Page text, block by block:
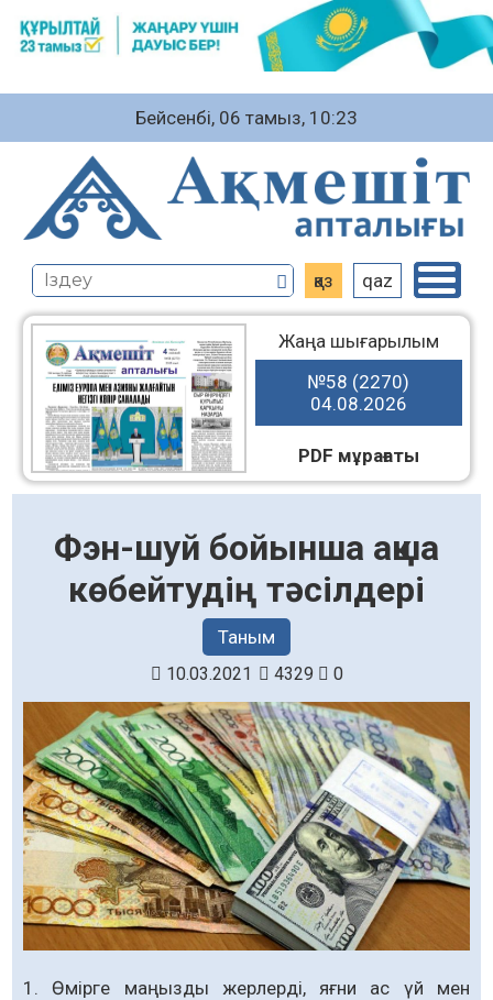
Бейсенбі, 06 тамыз, 10:23
қаз qaz
Жаңа шығарылым
№58 (2270)
04.08.2026
PDF мұрағаты
Фэн-шуй бойынша ақша
көбейтудің тәсілдері
Таным
10.03.2021 4329 0
1. Өмірге маңызды жерлерді, яғни ас үй мен